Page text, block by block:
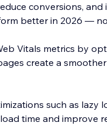
conversions,
better in 2026 —
Vitals metrics by
create a
such as lazy
time and improve